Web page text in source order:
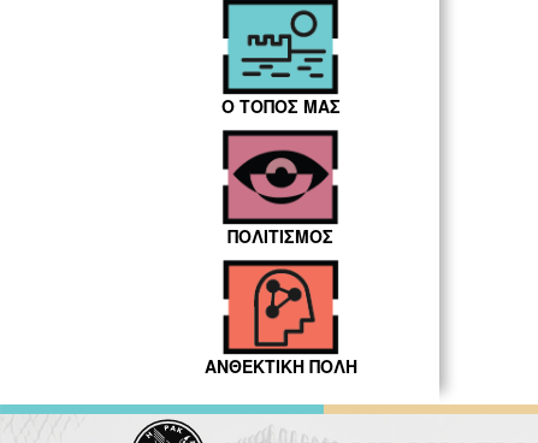
Ο ΤΟΠΟΣ ΜΑΣ
ΠΟΛΙΤΙΣΜΟΣ
ΑΝΘΕΚΤΙΚΗ ΠΟΛΗ